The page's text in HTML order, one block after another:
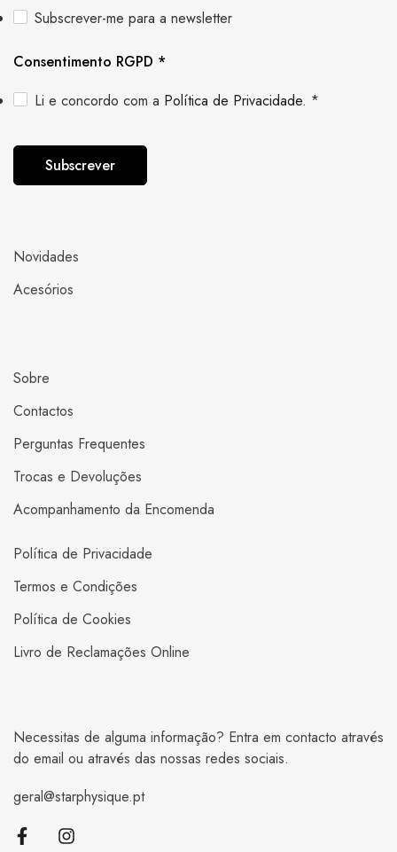
Subscrever-me para a newsletter
Consentimento RGPD *
Li e concordo com a Política de Privacidade. *
Subscrever
Novidades
Acesórios
Sobre
Contactos
Perguntas Frequentes
Trocas e Devoluções
Acompanhamento da Encomenda
Política de Privacidade
Termos e Condições
Política de Cookies
Livro de Reclamações Online
Necessitas de alguma informação? Entra em contacto através
do email ou através das nossas redes sociais.
geral@starphysique.pt